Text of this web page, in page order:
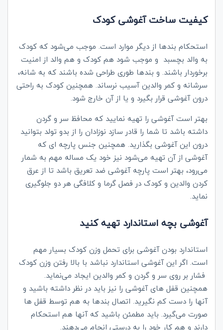
کیفیت ساخت آغوشی کودک
استحکام بندها از دیگر موارد است. موجب می‌شود که کودک
به والد بچسبد و موجب شود هم کودک و هم والد از امنیت
برخوردار باشند. و بندها طوری طراحی شده باشند که به شانه،
سرشانه و کمر والدین آسیب نرساند. همچنین کودک به راحتی
درون آغوشی قرار بگیرد و یا از آن خارج شود.
بهتر است آغوشی را تهیه نمایید که محافظ سر و گردن
داشته باشد تا شما را قادر سازد نوزادان را از بدو تولد بتوانید
درون این آغوشی بگذارید. همچنین جنس پارچه ای که
آغوشی از آن تهیه می‌شود نیز خود یک مساله مهم به شمار
می‌رود، بهتر است پارچه آغوشی ضد تعریق باشد تا از عرق
کردن والدین و کودک در فصل گرما و کلافگی هر دو جلوگیری
نماید.
آغوشی بچه استاندارد تهیه کنید
استاندارد بودن آغوشی برای تحمل وزن کودک بسیار مهم
است. اگر این آغوشی استاندارد نباشد با بالا رفتن وزن کودک
فشار بر روی سر و گردن و کمر والدین ایجاد می‌نماید.
همچنین قفل های آغوشی را نیز باید در نظر داشته باشید و
آنها را دست کم نگیرید. اتصال بندها به هم توسط قفل ها
صورت می‌گیرد. باید مطمئن باشید که آنها هم استحکام
دارند و هم کار خود را به درستی انجام می‌دهند.